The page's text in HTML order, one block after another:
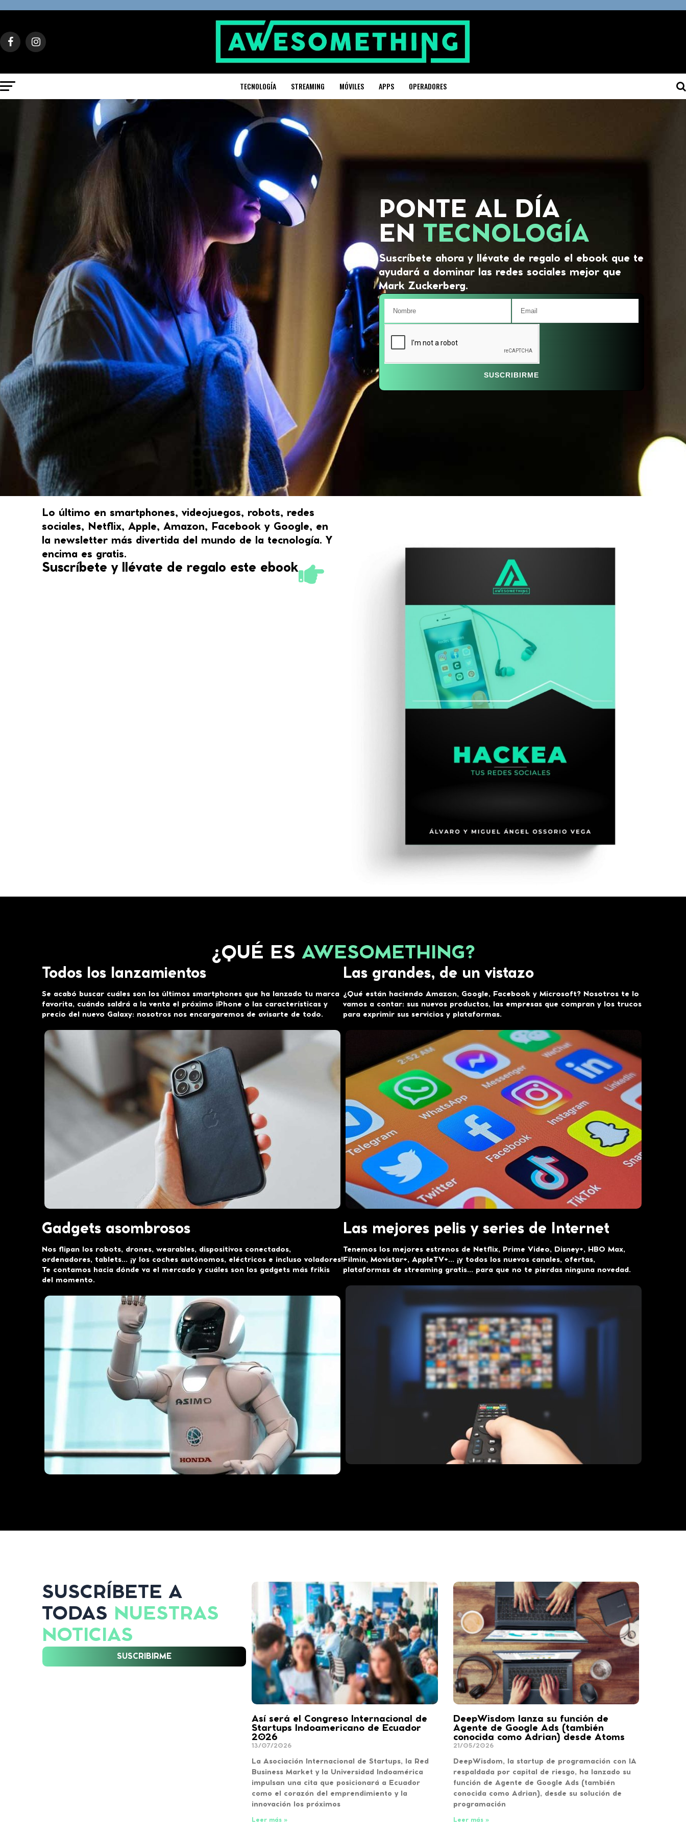
TECNOLOGÍA STREAMING MÓVILES APPS OPERADORES
PONTE AL DÍA
EN TECNOLOGÍA
Suscríbete ahora y llévate de regalo el ebook que te
ayudará a dominar las redes sociales mejor que
Mark Zuckerberg.
SUSCRIBIRME
Lo último en smartphones, videojuegos, robots, redes
sociales, Netflix, Apple, Amazon, Facebook y Google, en
la newsletter más divertida del mundo de la tecnología. Y
encima es gratis.
Suscríbete y llévate de regalo este ebook
¿QUÉ ES AWESOMETHING?
Todos los lanzamientos
Se acabó buscar cuáles son los últimos smartphones que ha lanzado tu marca
favorita, cuándo saldrá a la venta el próximo iPhone o las características y
precio del nuevo Galaxy: nosotros nos encargaremos de avisarte de todo.
Las grandes, de un vistazo
¿Qué están haciendo Amazon, Google, Facebook y Microsoft? Nosotros te lo
vamos a contar: sus nuevos productos, las empresas que compran y los trucos
para exprimir sus servicios y plataformas.
Gadgets asombrosos
Nos flipan los robots, drones, wearables, dispositivos conectados,
ordenadores, tablets… ¡y los coches autónomos, eléctricos e incluso voladores!
Te contamos hacia dónde va el mercado y cuáles son los gadgets más frikis
del momento.
Las mejores pelis y series de Internet
Tenemos los mejores estrenos de Netflix, Prime Video, Disney+, HBO Max,
Filmin, Movistar+, AppleTV+… ¡y todos los nuevos canales, ofertas,
plataformas de streaming gratis… para que no te pierdas ninguna novedad.
SUSCRÍBETE A
TODAS NUESTRAS
NOTICIAS
SUSCRIBIRME
Así será el Congreso Internacional de
Startups Indoamericano de Ecuador
2026
13/07/2026
La Asociación Internacional de Startups, la Red
Business Market y la Universidad Indoamérica
impulsan una cita que posicionará a Ecuador
como el corazón del emprendimiento y la
innovación los próximos
Leer más »
DeepWisdom lanza su función de
Agente de Google Ads (también
conocida como Adrian) desde Atoms
21/05/2026
DeepWisdom, la startup de programación con IA
respaldada por capital de riesgo, ha lanzado su
función de Agente de Google Ads (también
conocida como Adrian), desde su solución de
programación
Leer más »